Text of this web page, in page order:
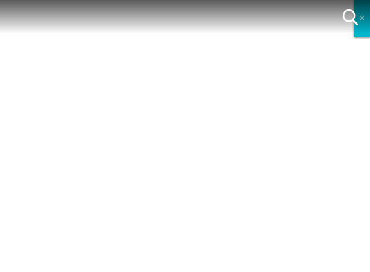
×
×
×
×